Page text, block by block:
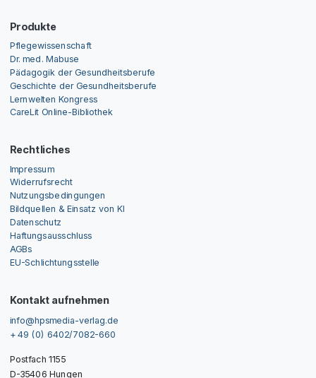
Produkte
Pflegewissenschaft
Dr. med. Mabuse
Pädagogik der Gesundheitsberufe
Geschichte der Gesundheitsberufe
Lernwelten Kongress
CareLit Online-Bibliothek
Rechtliches
Impressum
Widerrufsrecht
Nutzungsbedingungen
Bildquellen & Einsatz von KI
Datenschutz
Haftungsausschluss
AGBs
EU-Schlichtungsstelle
Kontakt aufnehmen
info@hpsmedia-verlag.de
+ 49 (0) 6402/7082-660
Postfach 1155
D-35406 Hungen